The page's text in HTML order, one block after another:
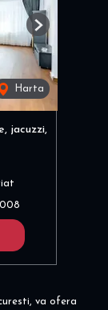
Harta
Next
jacuzzi,
va ofera